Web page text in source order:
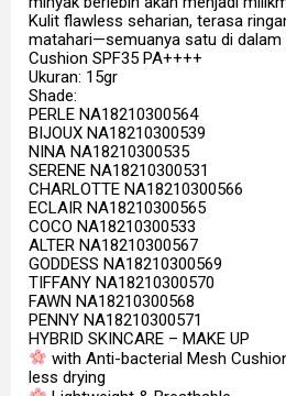
Kulit flawless seharian, terasa
matahari—semuanya satu di dalam
Cushion SPF35 PA++++
Ukuran: 15gr
Shade:
PERLE NA18210300564
BIJOUX NA18210300539
NINA NA18210300535
SERENE NA18210300531
CHARLOTTE NA18210300566
ECLAIR NA18210300565
COCO NA18210300533
ALTER NA18210300567
GODDESS NA18210300569
TIFFANY NA18210300570
FAWN NA18210300568
PENNY NA18210300571
HYBRID SKINCARE – MAKE UP
with Anti-bacterial Mesh
less drying